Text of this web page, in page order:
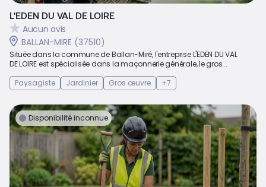
L'EDEN DU VAL DE LOIRE
Aucun avis
BALLAN-MIRE (37510)
Située dans la commune de Ballan-Miré, l'entreprise L'EDEN DU VAL
DE LOIRE est spécialisée dans la maçonnerie générale, le gros...
Paysagiste
Jardinier Gros œuvre +7
Disponibilité inconnue